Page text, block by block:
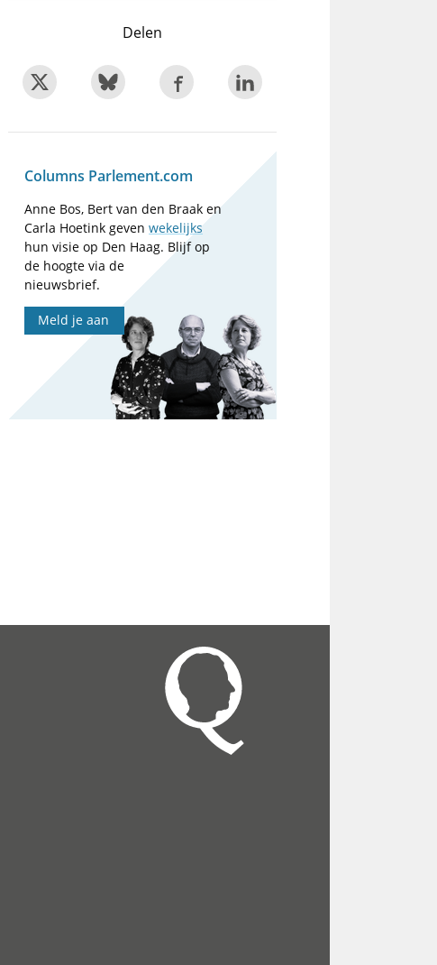
Delen
Columns Parlement.com
Anne Bos, Bert van den Braak en
Carla Hoetink gevenwekelijks
hun visie op Den Haag. Blijf op
de hoogte via de
nieuwsbrief.
Meld je aan